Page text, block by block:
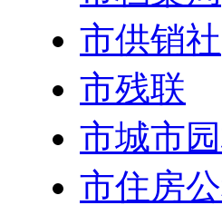
市供销社
市残联
市城市
市住房